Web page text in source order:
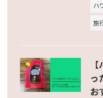
ハ
旅
っ
お